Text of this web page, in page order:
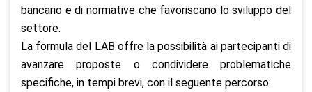
bancario e di normative che favoriscano lo sviluppo del
settore.
La formula del LAB offre la possibilità ai partecipanti di
avanzare proposte o condividere problematiche
specifiche, in tempi brevi, con il seguente percorso: